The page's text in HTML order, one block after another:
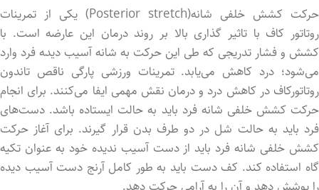
حرکت کشش خلفی شانه(Posterior stretch) یکی از تمرینات
روتاتور کاف با تاثیر گذاری بالا بر روند درمان این عارضه است. با
کشش و فشار تدریجی که طی این حرکت به شانه آسیب دید‍ه فرد وارد
می‌شود؛ درد کاهش می‌یابد. تمرینات ورزشی پارگی ناقص تاندون
روتاتورکاف در کاهش درد و درمان نقش مهمی ایفا می‌کنند. برای انجام
حرکت کشش خلفی شانه فرد باید به حالت ایستاده باشد. دست‌های
فرد باید به حالت شل در دو طرف بدن قرار گیرند. برای آغاز حرکت
کشش خلفی شانه فرد باید از دست آسیب ندید‌‌ه خود به عنوان تکیه
گاه استفاده کند. کف دست باید به طور کامل آرنج دست آسیب دید‌ه